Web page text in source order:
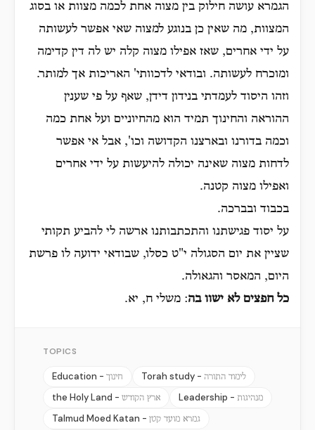
הגמרא עושה חילוק בין מצוה אחת לכמה מצוות או בסוג
המצוות, מה שאין כן בנוגע למצוה שאי אפשר לעשותה
על ידי אחרים, שאז אפילו מצוה קלה יש לה דין קדימה
ומוכרח לעשותה. ובודאי לדכוותי' האריכות אך למותר.
וזהו היסוד לעמדתי בנידון דידן, שאף על פי שענין
ההוראה והחינוך תמיד הוא מהחיוניים ועל אחת כמה
וכמה בדורנו ובארצנו הקדושה וכו', אבל אי אפשר
לדחות מצוה שאינה יכולה להיעשות על ידי אחרים
ואפילו מצוה קטנה.
בכבוד ובברכה.
על יסוד פגישתנו והתכתבותנו ארשה לי להביע תקותי
שציין את יום הסגולה י"ט כסלו, שבודאי ידועה לו פרשת
היום, המאסר והגאולה.
כל חפצים לא ישוו בה: משלי ח, יא.
TOPICS
Education - חינוך Torah study - לימוד התורה
the Holy Land - ארץ הקודש Leadership - מנהיגות
Talmud Moed Katan - גמרא מועד קטן